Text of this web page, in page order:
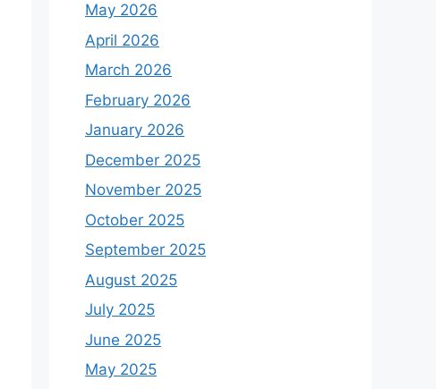
May 2026
April 2026
March 2026
February 2026
January 2026
December 2025
November 2025
October 2025
September 2025
August 2025
July 2025
June 2025
May 2025